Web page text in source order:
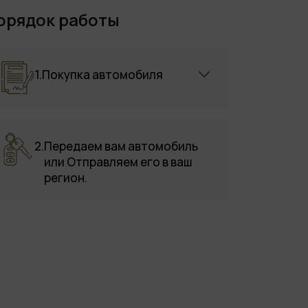
работы
1.Покупка автомобиля
2.Передаем вам автомобиль
или Отправляем его в ваш
регион.